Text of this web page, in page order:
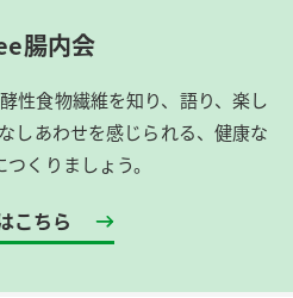
腸内会
性食物繊維を知り、語り、楽し
しあわせを感じられる、健康な
くりましょう。
こちら